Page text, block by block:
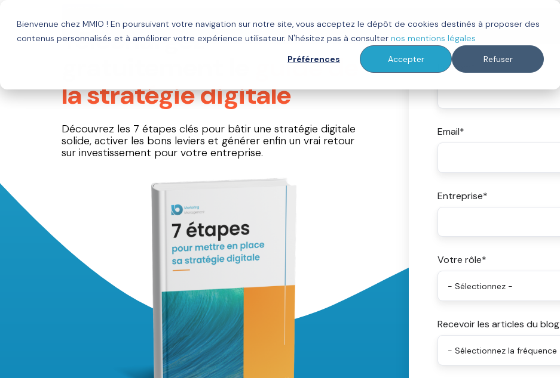
Bienvenue chez MMIO ! En poursuivant votre navigation sur notre site, vous acceptez le dépôt de cookies destinés à proposer des
contenus personnalisés et à améliorer votre expérience utilisateur. N'hésitez pas à consulter nos mentions légales
Préférences
Accepter Refuser
Solutions Agence HubSpot Clients À propos Ressources
Téléchargez
guide de
la stratégie digitale
Découvrez les 7 étapes clés pour bâtir une stratégie digitale
solide, activer les bons leviers et générer enfin un vrai retour
sur investissement pour votre entreprise.
Prénom
Email*
Entreprise*
Votre rôle*
Recevoir les articles du blog